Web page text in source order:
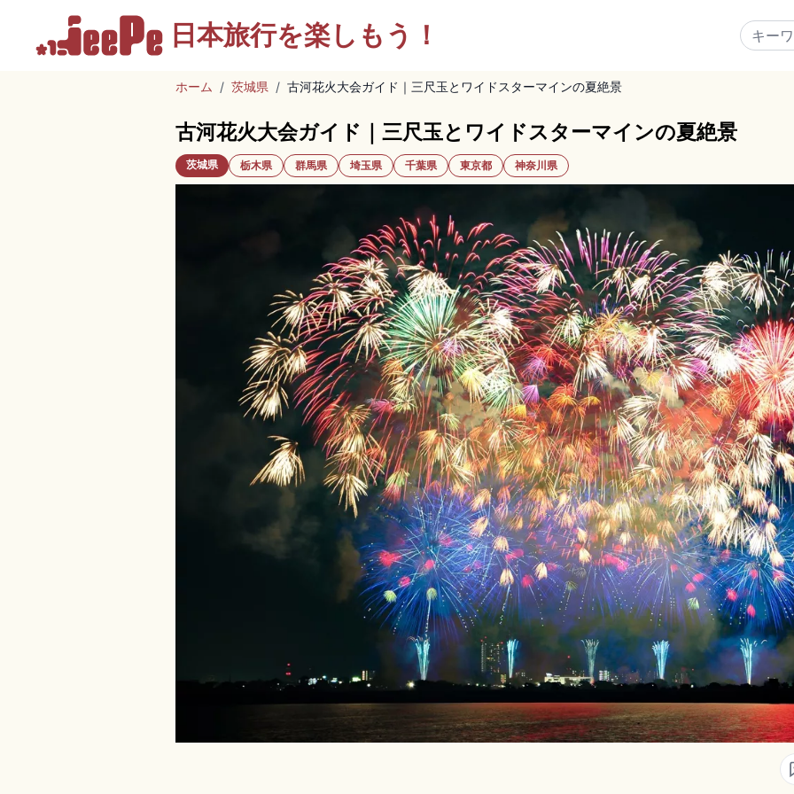
日本旅行を楽しもう！
ホーム / 茨城県 / 古河花火大会ガイド｜三尺玉とワイドスターマインの夏絶景
古河花火大会ガイド｜三尺玉とワイドスターマインの夏絶景
茨城県 栃木県 群馬県 埼玉県 千葉県 東京都 神奈川県